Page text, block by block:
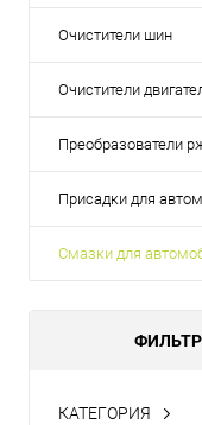
Очистители шин
Очистители
Преобразователи
Присадки для
Смазки для
КАТЕГОРИЯ